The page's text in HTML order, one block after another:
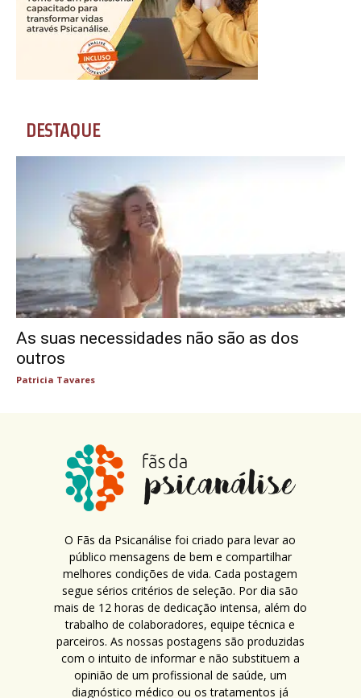
DESTAQUE
As suas necessidades não são as dos
outros
Patricia Tavares
O Fãs da Psicanálise foi criado para levar ao
público mensagens de bem e compartilhar
melhores condições de vida. Cada postagem
segue sérios critérios de seleção. Por dia são
mais de 12 horas de dedicação intensa, além do
trabalho de colaboradores, equipe técnica e
parceiros. As nossas postagens são produzidas
com o intuito de informar e não substituem a
opinião de um profissional de saúde, um
diagnóstico médico ou os tratamentos já